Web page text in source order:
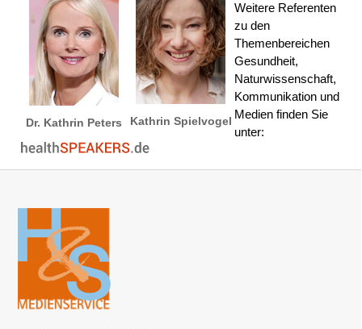
Dr. Kathrin Peters Kathrin Spielvogel
Weitere Referenten
zu den
Themenbereichen
Gesundheit,
Naturwissenschaft,
Kommunikation und
Medien finden Sie
unter: